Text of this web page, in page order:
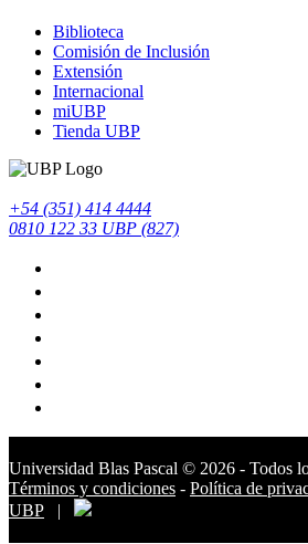
Biblioteca
Comisión de Inclusión
Extensión
Internacional
miUBP
Tienda UBP
+54 (351) 414 4444
0810 122 33 UBP (827)
Universidad Blas Pascal ©️ 2026 - Todos
Términos y condiciones - Política de
UBP |